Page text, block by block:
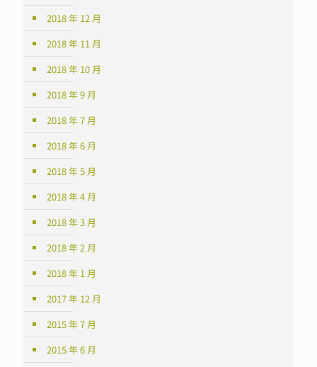
2018 年 12 月
2018 年 11 月
2018 年 10 月
2018 年 9 月
2018 年 7 月
2018 年 6 月
2018 年 5 月
2018 年 4 月
2018 年 3 月
2018 年 2 月
2018 年 1 月
2017 年 12 月
2015 年 7 月
2015 年 6 月